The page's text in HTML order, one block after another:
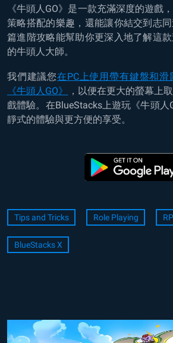
《牛頭人GO》是一款充滿深度的遊戲
策略搭配的樂趣，還能讓你結交到志
篇進階攻略能幫助你更深入地了解這
的牛頭人大師。
我們建議您在PC上使用帶有鍵盤和滑
《牛頭人GO》
，以便在更大的螢幕上
戲體驗。在BlueStacks上遊玩 《牛頭人
靜式的體驗與更方便的享受。
Tips and Tricks Role Playing
BlueStacks X